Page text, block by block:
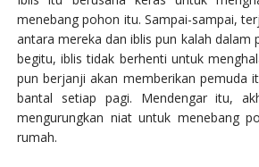
menebang pohon itu. Sampai-sampai,
antara mereka dan iblis pun kalah dalam
begitu, iblis tidak berhenti untuk
pun berjanji akan memberikan pemuda
bantal setiap pagi. Mendengar itu,
mengurungkan niat untuk menebang
rumah.